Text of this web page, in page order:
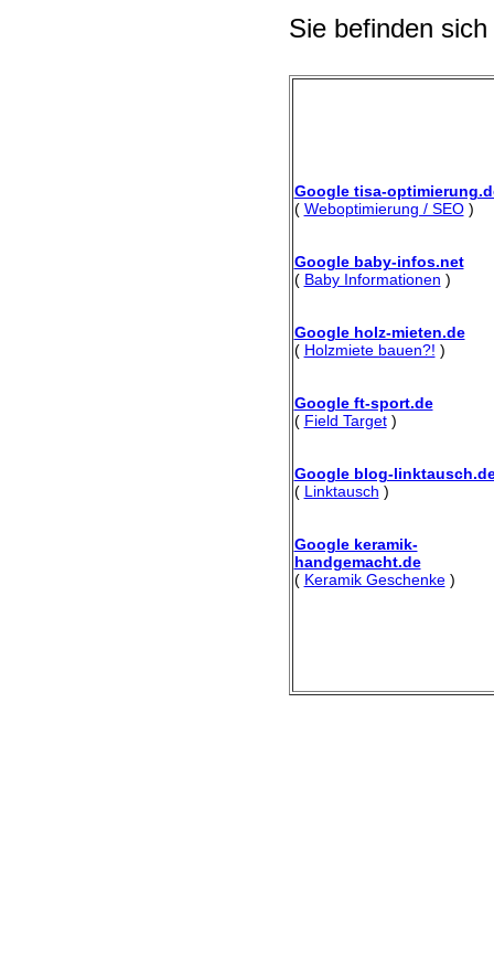
Sie befinden
Google tisa-
( Weboptimierung / SEO)
Google baby-infos.net
( Baby Informationen )
Google holz-mieten.de
( Holzmiete bauen?! )
Google ft-sport.de
( Field Target)
Google blog-
( Linktausch )
Google keramik-
handgemacht.de
( Keramik Geschenke)